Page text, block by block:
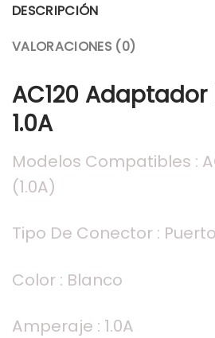
DESCRIPCIÓN
VALORACIONES (0)
AC120 Adaptador
1.0A
Modelos Compatibles :
(1.0A)
Tipo De Conector :
Color : Blanco
Amperaje : 1.0A